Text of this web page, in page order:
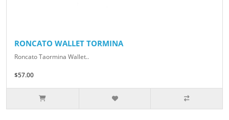
RONCATO WALLET TORMINA
Roncato Taormina Wallet..
$57.00